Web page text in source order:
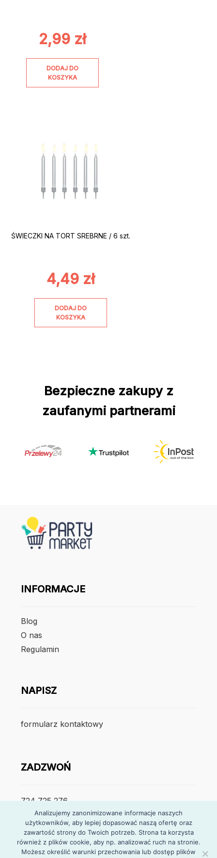
2,99 zł
DODAJ DO
KOSZYKA
ŚWIECZKI NA TORT SREBRNE / 6 szt.
4,49 zł
DODAJ DO
KOSZYKA
Bezpieczne zakupy z
zaufanymi partnerami
INFORMACJE
Blog
O nas
Regulamin
NAPISZ
formularz kontaktowy
ZADZWOŃ
724 725 276
poniedzialek – piątek
7:30 – 15:30
Analizujemy zanonimizowane informacje naszych
użytkowników, aby lepiej dopasować naszą ofertę oraz
zawartość strony do Twoich potrzeb. Strona ta korzysta
również z plików cookie, aby np. analizować ruch na stronie.
Możesz określić warunki przechowania lub dostęp plików